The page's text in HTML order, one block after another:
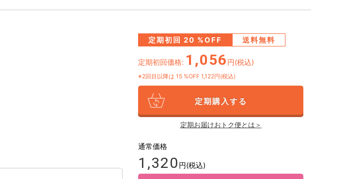
定期初回 20 %OFF 送料無料
定期初回価格: 1,056 円(税込)
※2回目以降は 15 %OFF 1,122円(税込)
定期購入する
定期お届けおトク便とは＞
通常価格
1,320 円(税込)